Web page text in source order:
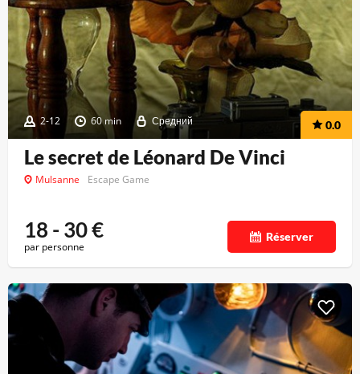
2-12 60 min Средний 0.0
Le secret de Léonard De Vinci
Mulsanne Escape Game
18 - 30€
par personne
Réserver